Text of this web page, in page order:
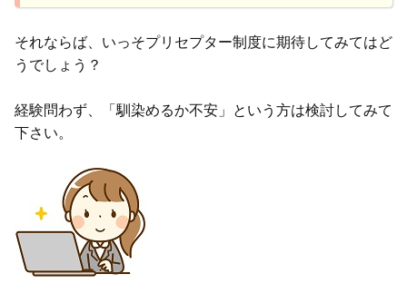
それならば、いっそプリセプター制度に期待してみてはど
うでしょう？
経験問わず、「馴染めるか不安」という方は検討してみて
下さい。